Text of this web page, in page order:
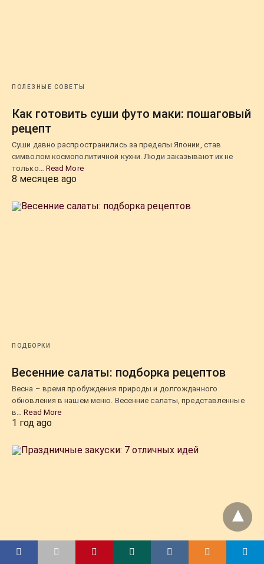
ПОЛЕЗНЫЕ СОВЕТЫ
Как готовить суши футо маки: пошаговый
рецепт
Суши давно распространились за пределы Японии, став
символом космополитичной кухни. Люди заказывают их не
только… Read More
8 месяцев ago
ПОДБОРКИ
Весенние салаты: подборка рецептов
Весна – время пробуждения природы и долгожданного
обновления в нашем меню. Весенние салаты, представленные
в…Read More
1 год ago